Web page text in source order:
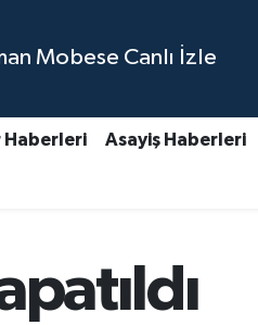
Mobese Canlı İzle
Haberleri Asayiş Haberleri